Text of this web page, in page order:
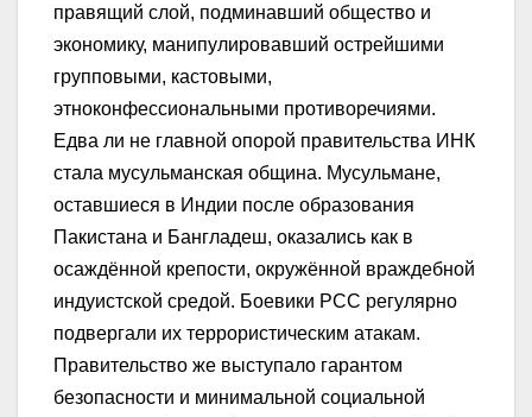
правящий слой, подминавший общество и
экономику, манипулировавший острейшими
групповыми, кастовыми,
этноконфессиональными противоречиями.
Едва ли не главной опорой правительства ИНК
стала мусульманская община. Мусульмане,
оставшиеся в Индии после образования
Пакистана и Бангладеш, оказались как в
осаждённой крепости, окружённой враждебной
индуистской средой. Боевики РСС регулярно
подвергали их террористическим атакам.
Правительство же выступало гарантом
безопасности и минимальной социальной